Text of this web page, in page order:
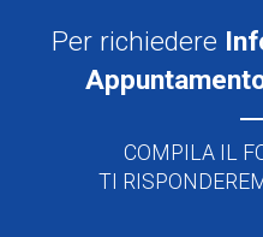
Per richiedere
COMPILA IL
TI